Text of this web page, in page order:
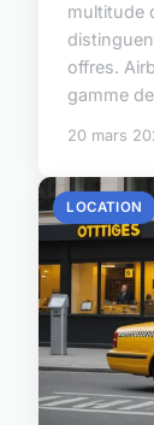
multitude
offres.
gamme
20 mars
LOCATION